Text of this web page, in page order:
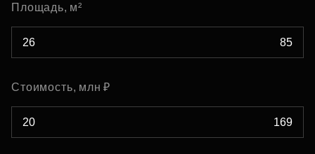
Площадь, м²
Стоимость, млн ₽